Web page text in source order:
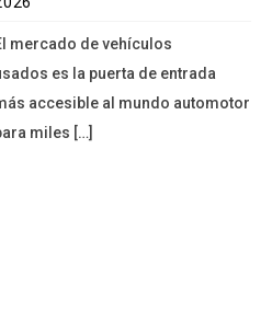
mercado de vehículos
es la puerta de entrada
accesible al mundo automotor
miles […]